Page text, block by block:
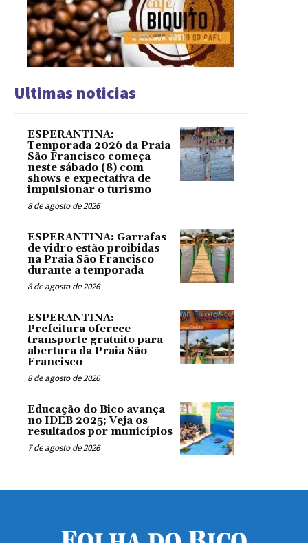
Ultimas noticias
ESPERANTINA:
Temporada 2026 da Praia
São Francisco começa
neste sábado (8) com
shows e expectativa de
impulsionar o turismo
8 de agosto de 2026
ESPERANTINA: Garrafas
de vidro estão proibidas
na Praia São Francisco
durante a temporada
8 de agosto de 2026
ESPERANTINA:
Prefeitura oferece
transporte gratuito para
abertura da Praia São
Francisco
8 de agosto de 2026
Educação do Bico avança
no IDEB 2025; Veja os
resultados por municípios
7 de agosto de 2026